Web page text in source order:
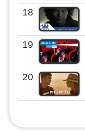
18
19
20